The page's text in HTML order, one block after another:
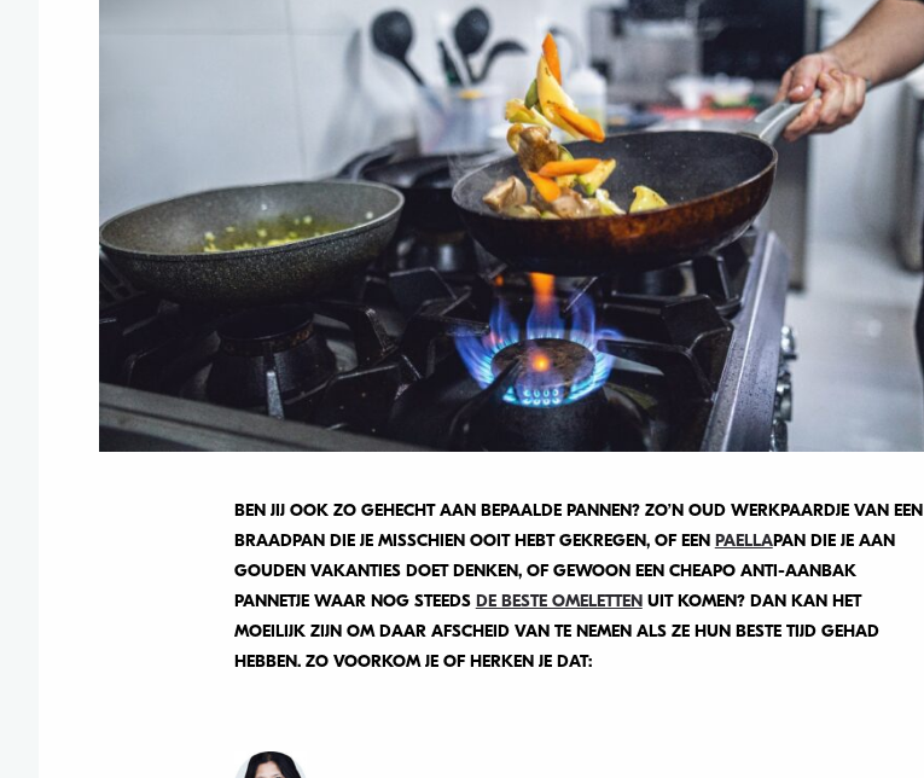
BEN JIJ OOK ZO GEHECHT AAN BEPAALDE PANNEN? ZO’N OUD WERKPAARDJE VAN EEN
BRAADPAN DIE JE MISSCHIEN OOIT HEBT GEKREGEN, OF EEN PAELLAPAN DIE JE AAN
GOUDEN VAKANTIES DOET DENKEN, OF GEWOON EEN CHEAPO ANTI-AANBAK
PANNETJE WAAR NOG STEEDS DE BESTE OMELETTENUIT KOMEN? DAN KAN HET
MOEILIJK ZIJN OM DAAR AFSCHEID VAN TE NEMEN ALS ZE HUN BESTE TIJD GEHAD
HEBBEN. ZO VOORKOM JE OF HERKEN JE DAT: